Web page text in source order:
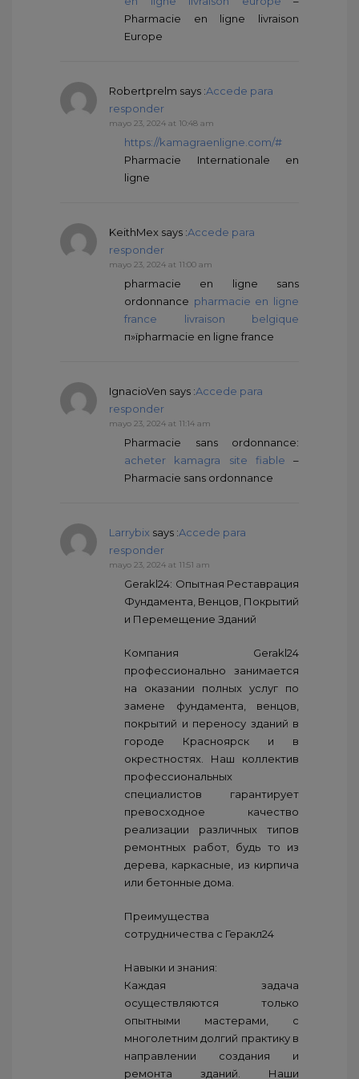
Pharmacie en ligne livraison
Europe
Robertprelm says :Accede para
responder
mayo 23, 2024 at 10:48 am
https://kamagraenligne.com/#
Pharmacie Internationale en
ligne
KeithMex says :Accede para
responder
mayo 23, 2024 at 11:00 am
pharmacie en ligne sans
ordonnance pharmacie en ligne
france livraison belgique
п»їpharmacie en ligne france
IgnacioVen says :Accede para
responder
mayo 23, 2024 at 11:14 am
Pharmacie sans ordonnance:
acheter kamagra site fiable –
Pharmacie sans ordonnance
Larrybix says :Accede para
responder
mayo 23, 2024 at 11:51 am
Gerakl24: Опытная Реставрация
Фундамента, Венцов, Покрытий
и Перемещение Зданий
Компания Gerakl24
профессионально занимается
на оказании полных услуг по
замене фундамента, венцов,
покрытий и переносу зданий в
городе Красноярск и в
окрестностях. Наш коллектив
профессиональных
специалистов гарантирует
превосходное качество
реализации различных типов
ремонтных работ, будь то из
дерева, каркасные, из кирпича
или бетонные дома.
Преимущества
сотрудничества с Геракл24
Навыки и знания:
Каждая задача
осуществляются только
опытными мастерами, с
многолетним долгий практику в
направлении создания и
ремонта зданий. Наши